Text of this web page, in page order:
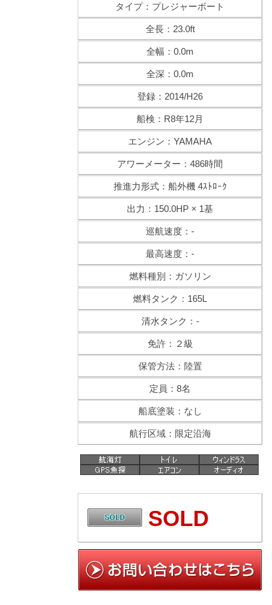
タイプ：プレジャーボート
全長：23.0ft
全幅：0.0m
全深：0.0m
登録：2014/H26
船検：R8年12月
エンジン：YAMAHA
アワーメーター：486時間
推進力形式：船外機 4ｽﾄﾛｰｸ
出力：150.0HP × 1基
巡航速度：-
最高速度：-
燃料種別：ガソリン
燃料タンク：165L
清水タンク：-
免許：２級
保管方法：陸置
定員：8名
船底塗装：なし
航行区域：限定沿海
SOLD